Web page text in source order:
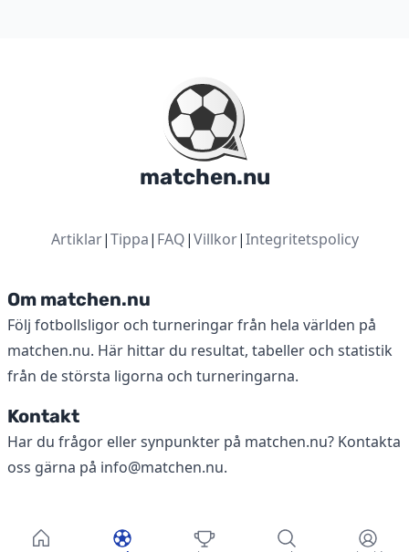
matchen.nu
Artiklar|Tippa| FAQ|Villkor|Integritetspolicy
Om matchen.nu
Följ fotbollsligor och turneringar från hela världen på
matchen.nu. Här hittar du resultat, tabeller och statistik
från de största ligorna och turneringarna.
Kontakt
Har du frågor eller synpunkter på matchen.nu? Kontakta
oss gärna på info@matchen.nu.